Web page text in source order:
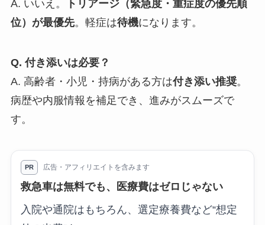
A. いいえ。
トリアージ（緊急度・重症度の優先順
位）が最優先。軽症は待機になります。
Q. 付き添いは必要？
A. 高齢者・小児・持病がある方は付き添い推奨。
病歴や内服情報を補足でき、進みがスムーズで
す。
PR 広告・アフィリエイトを含みます
救急車は無料でも、医療費はゼロじゃない
入院や通院はもちろん、選定療養費など“想定